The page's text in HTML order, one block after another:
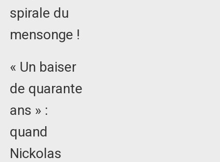
spirale du
mensonge !
« Un baiser
de quarante
ans » :
quand
Nickolas